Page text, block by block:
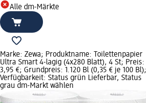
Alle dm-Märkte
Marke: Zewa; Produktname: Toilettenpapier
Ultra Smart 4-lagig (4x280 Blatt), 4 St; Preis:
3,95 €; Grundpreis: 1.120 Bl (0,35 € je 100 Bl);
Verfügbarkeit: Status grün Lieferbar, Status
grau dm-Markt wählen